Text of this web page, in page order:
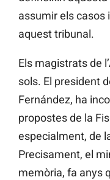
assumir els casos
aquest tribunal.
Els magistrats de
sols. El president
Fernández, ha
propostes de la
especialment, de
Precisament, el
memòria, fa anys